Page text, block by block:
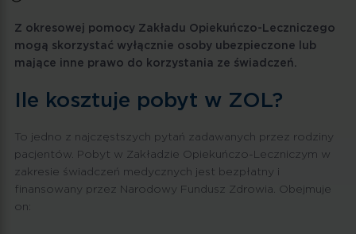
Z okresowej pomocy Zakładu Opiekuńczo-Leczniczego
mogą skorzystać wyłącznie osoby ubezpieczone lub
mające inne prawo do korzystania ze świadczeń.
Ile kosztuje pobyt w ZOL?
To jedno z najczęstszych pytań zadawanych przez rodziny
pacjentów. Pobyt w Zakładzie Opiekuńczo-Leczniczym w
zakresie świadczeń medycznych jest bezpłatny i
finansowany przez Narodowy Fundusz Zdrowia. Obejmuje
on: